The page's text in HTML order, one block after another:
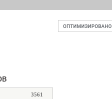
3561